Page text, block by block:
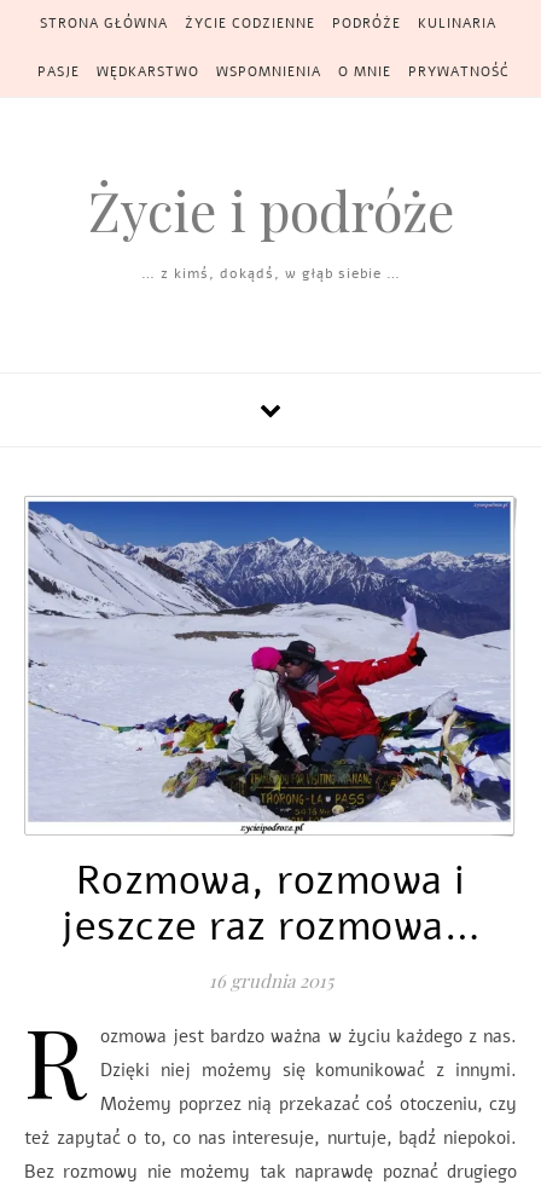
Skip to content
STRONA GŁÓWNA ŻYCIE CODZIENNE PODRÓŻE KULINARIA
PASJE WĘDKARSTWO WSPOMNIENIA O MNIE PRYWATNOŚĆ
Życie i podróże
… z kimś, dokądś, w głąb siebie …
Rozmowa, rozmowa i
jeszcze raz rozmowa…
16 grudnia 2015
R ozmowa jest bardzo ważna w życiu każdego z nas.
Dzięki niej możemy się komunikować z innymi.
Możemy poprzez nią przekazać coś otoczeniu, czy
też zapytać o to, co nas interesuje, nurtuje, bądź niepokoi.
Bez rozmowy nie możemy tak naprawdę poznać drugiego